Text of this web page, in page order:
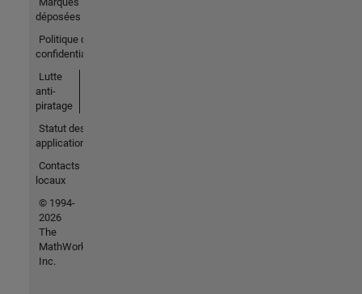
déposées
Politique de
confidentialité
Lutte
anti-
piratage
Statut des
applications
Contacts
locaux
© 1994-
2026
The
MathWorks,
Inc.